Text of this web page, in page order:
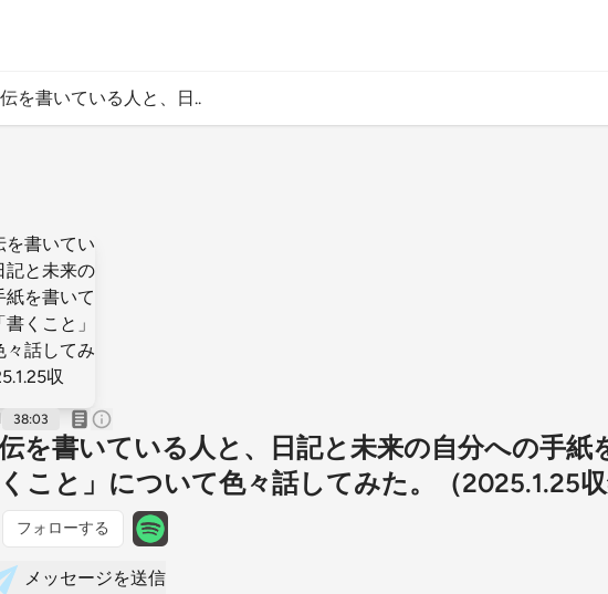
を書いている人と、日..
38:03
を書いている人と、日記と未来の自分への手紙
こと」について色々話してみた。（2025.1.25収
フォローする
メッセージを送信